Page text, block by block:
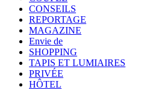
CONSEILS
REPORTAGE
MAGAZINE
Envie de
SHOPPING
TAPIS ET LUMIAIRES
PRIVÉE
HÔTEL